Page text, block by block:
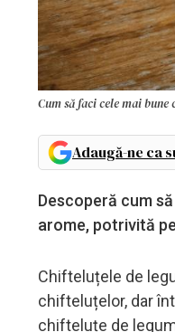
Cum să faci cele mai bune
Adaugă-ne ca
Descoperă cum
arome, potrivită
Chifteluțele de
chifteluțelor, dar
chifteluțe de